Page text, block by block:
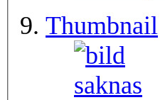
Thumbnail